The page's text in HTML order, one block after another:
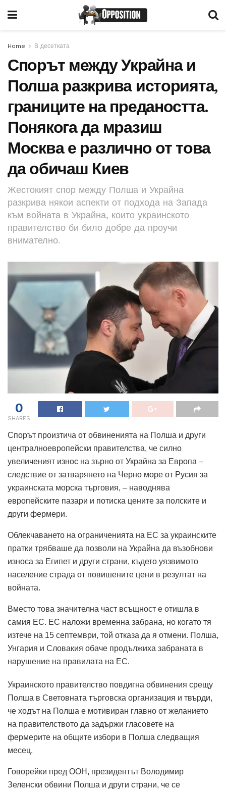
Home В десетката
Спорът между Украйна и
Полша разкрива историята,
границите на предаността.
Понякога да мразиш
Москва е различно от това
да обичаш Киев
Жестокият спор между Полша и Украйна
разкрива някои аспекти от подхода на Запада
към войната в Украйна, които украинското
правителство би било добре да проучи
внимателно.
0
SHARES
Спорът произтича от обвиненията на Полша и други
централноевропейски правителства, че силно
увеличеният износ на зърно от Украйна за Европа –
следствие от затварянето на Черно море от Русия за
украинската морска търговия, – наводнява
европейските пазари и потиска цените за полските и
други фермери.
Облекчаването на ограниченията на ЕС за украинските
пратки трябваше да позволи на Украйна да възобнови
износа за Египет и други страни, където уязвимото
население страда от повишените цени в резултат на
войната.
Вместо това значителна част всъщност е отишла в
самия ЕС. ЕС наложи временна забрана, но когато тя
изтече на 15 септември, той отказа да я отмени. Полша,
Унгария и Словакия обаче продължиха забраната в
нарушение на правилата на ЕС.
Украинското правителство повдигна обвинения срещу
Полша в Световната търговска организация и твърди,
че ходът на Полша е мотивиран главно от желанието
на правителството да задържи гласовете на
фермерите на общите избори в Полша следващия
месец.
Говорейки пред ООН, президентът Володимир
Зеленски обвини Полша и други страни, че се